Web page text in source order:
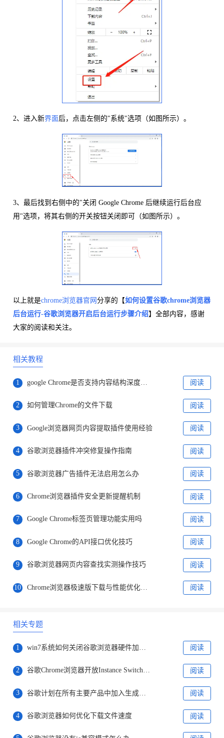
2、进入新界面后，点击左侧的"系统"选项（如图所示）。
3、最后找到右侧中的"关闭 Google Chrome 后继续运行后台应
用"选项，将其右侧的开关按钮关闭即可（如图所示）。
以上就是chrome浏览器官网 分享的【如何设置谷歌chrome浏览器
后台运行-谷歌浏览器开启后台运行步骤介绍】全部内容，感谢
大家的阅读和关注。
相关教程
1 阅读
2 如何管理Chrome的文件下载 阅读
3 Google浏览器网页内容提取插件使用经验 阅读
4 谷歌浏览器插件冲突修复操作指南 阅读
5 谷歌浏览器广告插件无法启用怎么办 阅读
6 Chrome浏览器插件安全更新提醒机制 阅读
7 Google Chrome标签页管理功能实用吗 阅读
8 Google Chrome的API接口优化技巧 阅读
9 谷歌浏览器网页内容查找实测操作技巧 阅读
10 Chrome浏览器极速版下载与性能优化教程 阅读
相关专题
1 阅读
2 谷歌Chrome浏览器开放Instance Switcher功能详情介绍 阅读
3 谷歌计划在所有主要产品中加入生成式人工智能技术 阅读
4 谷歌浏览器如何优化下载文件速度 阅读